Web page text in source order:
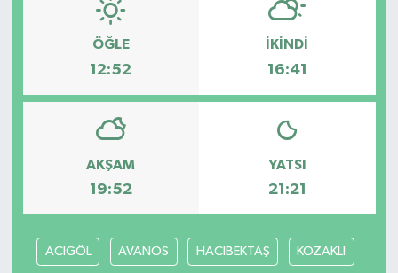
ÖĞLE
12:52
İKINDI
16:41
AKŞAM
19:52
YATSI
21:21
ACIGÖL AVANOS HACIBEKTAŞ KOZAKLI